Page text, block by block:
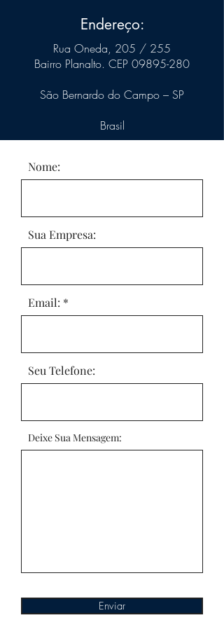
Endereço:
Rua Oneda, 205 / 255
Bairro Planalto. CEP 09895-280
São Bernardo do Campo – SP
Brasil
Nome:
Sua Empresa:
Email:
Seu Telefone:
Deixe Sua Mensagem:
Enviar